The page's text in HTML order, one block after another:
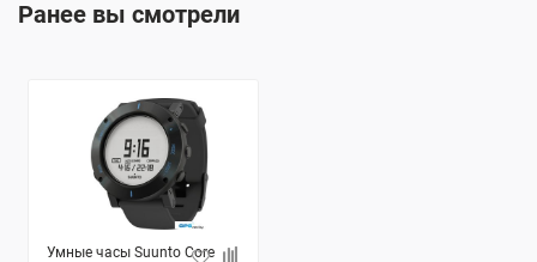
Ранее вы смотрели
Умные часы Suunto Core